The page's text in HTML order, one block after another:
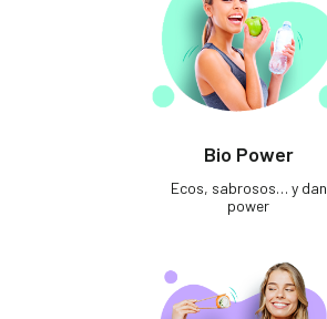
Bio Power
Ecos, sabrosos… y dan
power